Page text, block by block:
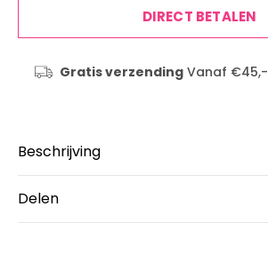
DIRECT BETALEN
Gratis verzendingVanaf €45,-
Beschrijving
Delen